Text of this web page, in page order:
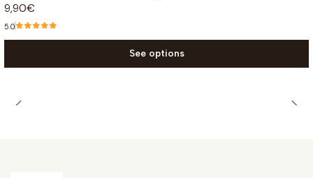
9,90€
5.0
See options